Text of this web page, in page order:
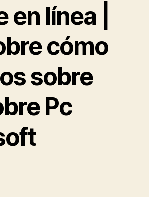
línea |
cómo
sobre
Pc